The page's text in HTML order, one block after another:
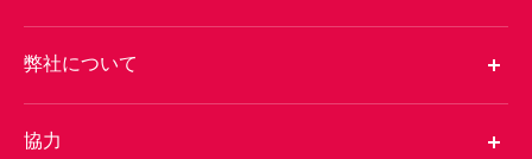
弊社について
協力